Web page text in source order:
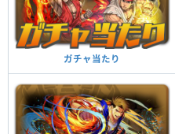
ガチャ当たり